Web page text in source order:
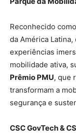
Reconhecido
da América Latina,
experiências
mobilidade ativa,
Prêmio PMU, que
transformam a
segurança e
CSC GovTech &